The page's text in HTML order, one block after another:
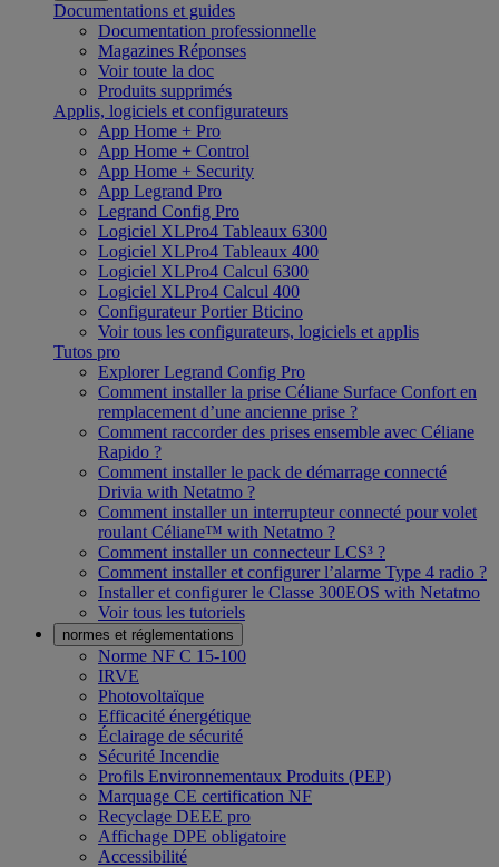
Documentations et guides
Documentation professionnelle
Magazines Réponses
Voir toute la doc
Produits supprimés
Applis, logiciels et configurateurs
App Home + Pro
App Home + Control
App Home + Security
App Legrand Pro
Legrand Config Pro
Logiciel XLPro4 Tableaux 6300
Logiciel XLPro4 Tableaux 400
Logiciel XLPro4 Calcul 6300
Logiciel XLPro4 Calcul 400
Configurateur Portier Bticino
Voir tous les configurateurs, logiciels et applis
Tutos pro
Explorer Legrand Config Pro
Comment installer la prise Céliane Surface Confort en
remplacement d’une ancienne prise ?
Comment raccorder des prises ensemble avec Céliane
Rapido ?
Comment installer le pack de démarrage connecté
Drivia with Netatmo ?
Comment installer un interrupteur connecté pour volet
roulant Céliane™ with Netatmo ?
Comment installer un connecteur LCS³ ?
Comment installer et configurer l’alarme Type 4 radio ?
Installer et configurer le Classe 300EOS with Netatmo
Voir tous les tutoriels
normes et réglementations
Norme NF C 15-100
IRVE
Photovoltaïque
Efficacité énergétique
Éclairage de sécurité
Sécurité Incendie
Profils Environnementaux Produits (PEP)
Marquage CE certification NF
Recyclage DEEE pro
Affichage DPE obligatoire
Accessibilité